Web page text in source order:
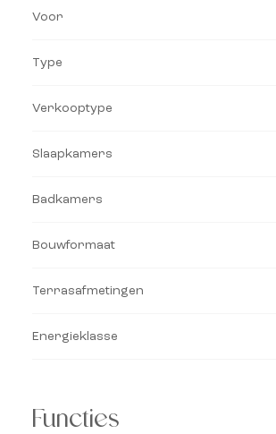
Voor
Type
Verkooptype
Slaapkamers
Badkamers
Bouwformaat
Terrasafmetingen
Energieklasse
Functies